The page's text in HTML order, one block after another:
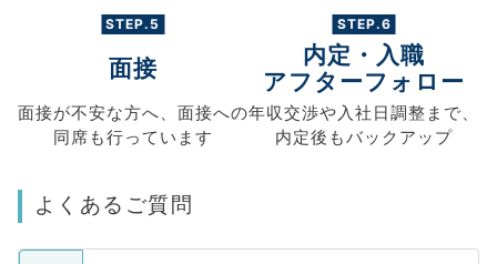
STEP.5
面接
面接が不安な方へ、 面接への
同席も行っています
STEP.6
内定・入職
アフターフォロー
年収交渉や入社日調整まで、
内定後もバックアップ
よくあるご質問